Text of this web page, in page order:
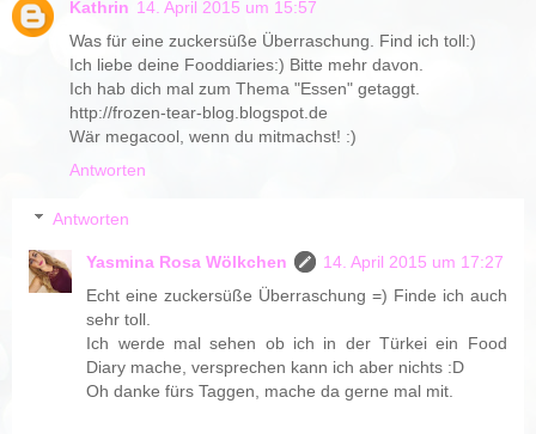
Kathrin 14. April 2015 um 15:57
Was für eine zuckersüße Überraschung. Find ich toll:)
Ich liebe deine Fooddiaries:) Bitte mehr davon.
Ich hab dich mal zum Thema "Essen" getaggt.
http://frozen-tear-blog.blogspot.de
Wär megacool, wenn du mitmachst! :)
Antworten
Antworten
Yasmina Rosa Wölkchen
14. April 2015 um 17:27
Echt eine zuckersüße Überraschung =) Finde ich auch
sehr toll.
Ich werde mal sehen ob ich in der Türkei ein Food
Diary mache, versprechen kann ich aber nichts :D
Oh danke fürs Taggen, mache da gerne mal mit.